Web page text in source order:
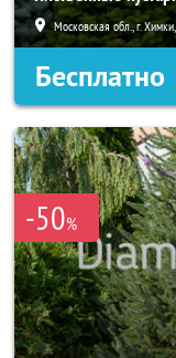
Московская обл., г.
Бесплатно
-50%